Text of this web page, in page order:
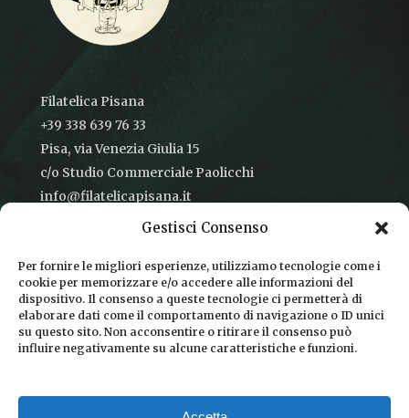
Gestisci Consenso
Per fornire le migliori esperienze, utilizziamo tecnologie come i
cookie per memorizzare e/o accedere alle informazioni del
dispositivo. Il consenso a queste tecnologie ci permetterà di
elaborare dati come il comportamento di navigazione o ID unici
su questo sito. Non acconsentire o ritirare il consenso può
influire negativamente su alcune caratteristiche e funzioni.
Filatelica Pisana
+39 338 639 76 33
Pisa, via Venezia Giulia 15
c/o Studio Commerciale Paolicchi
info@filatelicapisana.it
CONDIZIONI DI VENDITA
INFORMATIVA SULLA PRIVACY
COOKIE POLICY